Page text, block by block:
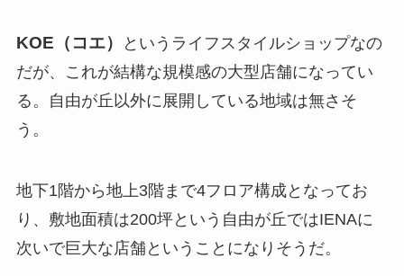
KOE（コエ）
というライフスタイルショップなの
だが、これが結構な規模感の大型店舗になってい
る。自由が丘以外に展開している地域は無さそ
う。
地下1階から地上3階まで4フロア構成となってお
り、敷地面積は200坪という自由が丘ではIENAに
次いで巨大な店舗ということになりそうだ。